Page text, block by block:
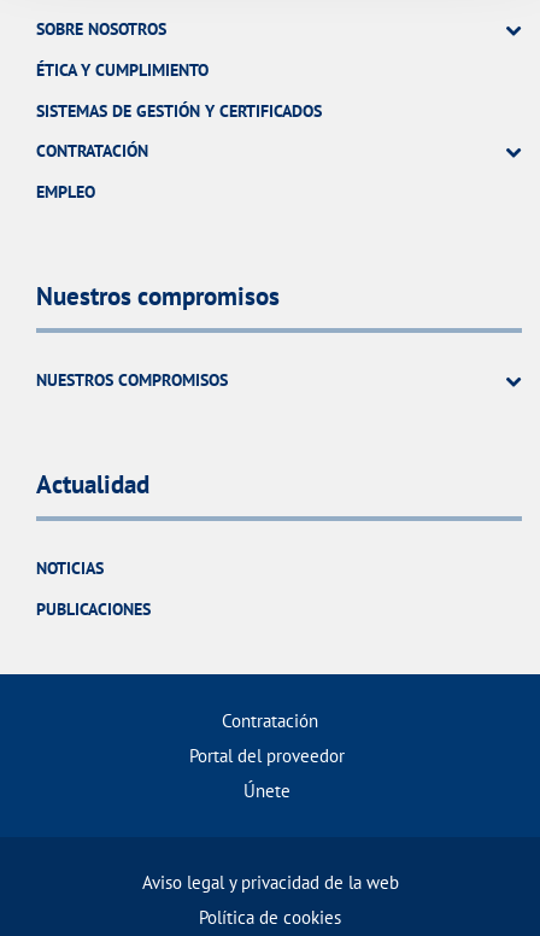
SOBRE NOSOTROS
ÉTICA Y CUMPLIMIENTO
SISTEMAS DE GESTIÓN Y CERTIFICADOS
CONTRATACIÓN
EMPLEO
Nuestros compromisos
NUESTROS COMPROMISOS
Actualidad
NOTICIAS
PUBLICACIONES
Contratación
Portal del proveedor
Únete
Aviso legal y privacidad de la web
Política de cookies